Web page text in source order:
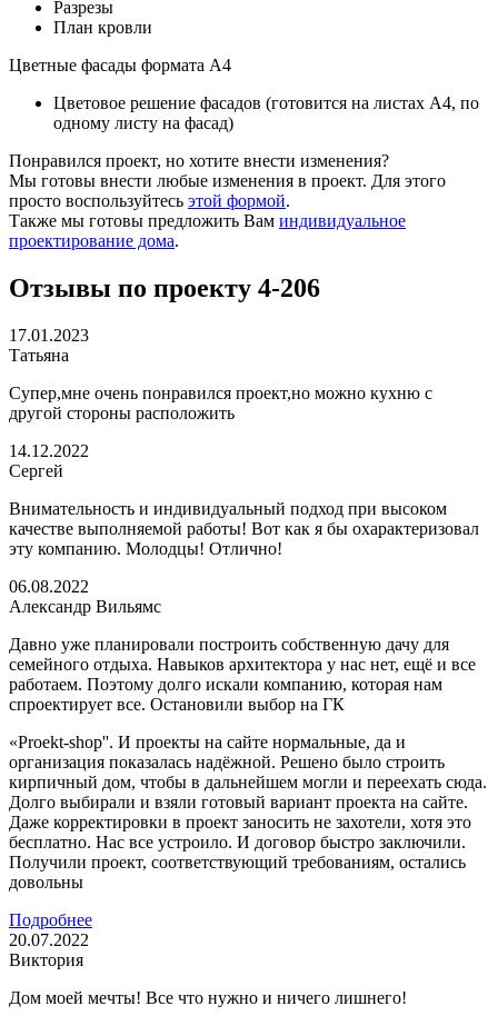
Разрезы
План кровли
Цветные фасады формата А4
Цветовое решение фасадов (готовится на листах А4, по
одному листу на фасад)
Понравился проект, но хотите внести изменения?
Мы готовы внести любые изменения в проект. Для этого
просто воспользуйтесь этой формой.
Также мы готовы предложить Вам индивидуальное
проектирование дома.
Отзывы по проекту 4-206
17.01.2023
Татьяна
Супер,мне очень понравился проект,но можно кухню с
другой стороны расположить
14.12.2022
Сергей
Внимательность и индивидуальный подход при высоком
качестве выполняемой работы! Вот как я бы охарактеризовал
эту компанию. Молодцы! Отлично!
06.08.2022
Александр Вильямс
Давно уже планировали построить собственную дачу для
семейного отдыха. Навыков архитектора у нас нет, ещё и все
работаем. Поэтому долго искали компанию, которая нам
спроектирует все. Остановили выбор на ГК
«Proekt-shop''. И проекты на сайте нормальные, да и
организация показалась надёжной. Решено было строить
кирпичный дом, чтобы в дальнейшем могли и переехать сюда.
Долго выбирали и взяли готовый вариант проекта на сайте.
Даже корректировки в проект заносить не захотели, хотя это
бесплатно. Нас все устроило. И договор быстро заключили.
Получили проект, соответствующий требованиям, остались
довольны
Подробнее
20.07.2022
Виктория
Дом моей мечты! Все что нужно и ничего лишнего!